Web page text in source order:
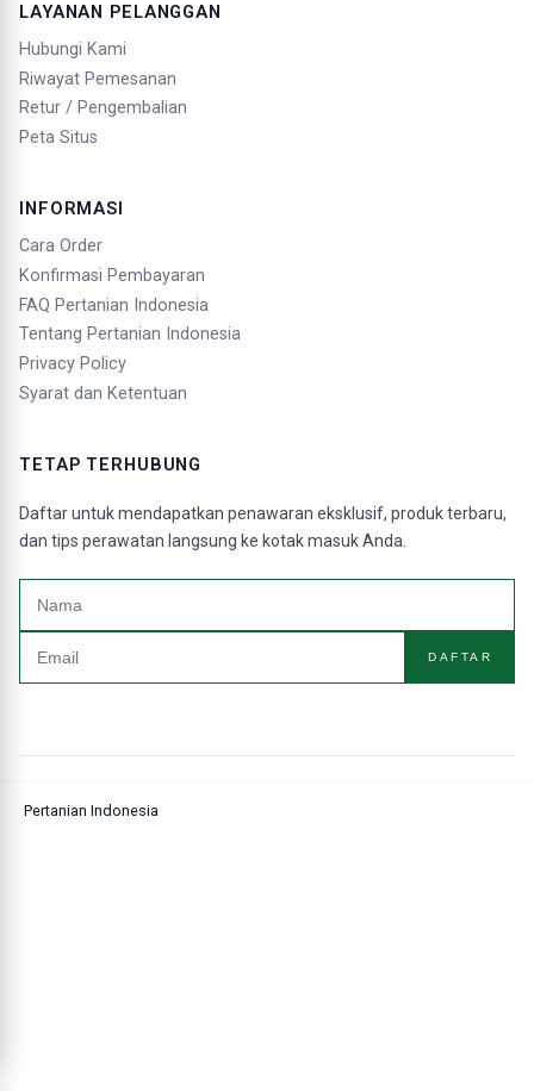
LAYANAN PELANGGAN
Hubungi Kami
Riwayat Pemesanan
Retur / Pengembalian
Peta Situs
INFORMASI
Cara Order
Konfirmasi Pembayaran
FAQ Pertanian Indonesia
Tentang Pertanian Indonesia
Privacy Policy
Syarat dan Ketentuan
TETAP TERHUBUNG
Daftar untuk mendapatkan penawaran eksklusif, produk terbaru,
dan tips perawatan langsung ke kotak masuk Anda.
DAFTAR
Pertanian Indonesia